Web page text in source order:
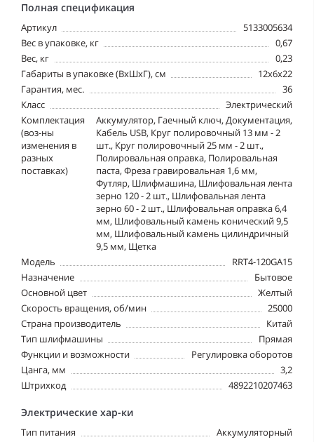
Полная спецификация
Артикул
5133005634
Вес в упаковке, кг
0,67
Вес, кг
0,23
Габариты в упаковке (ВхШхГ), см
12x6x22
Гарантия, мес.
36
Класс
Электрический
Комплектация
(воз-ны
изменения в
разных
поставках)
Аккумулятор, Гаечный ключ, Документация,
Кабель USB, Круг полировочный 13 мм - 2
шт., Круг полировочный 25 мм - 2 шт.,
Полировальная оправка, Полировальная
паста, Фреза гравировальная 1,6 мм,
Футляр, Шлифмашина, Шлифовальная лента
зерно 120 - 2 шт., Шлифовальная лента
зерно 60 - 2 шт., Шлифовальная оправка 6,4
мм, Шлифовальный камень конический 9,5
мм, Шлифовальный камень цилиндричный
9,5 мм, Щетка
Модель
RRT4-120GA15
Назначение
Бытовое
Основной цвет
Желтый
Скорость вращения, об/мин
25000
Страна производитель
Китай
Тип шлифмашины
Прямая
Функции и возможности
Регулировка оборотов
Цанга, мм
3,2
Штрихкод
4892210207463
Электрические хар-ки
Тип питания Аккумуляторный